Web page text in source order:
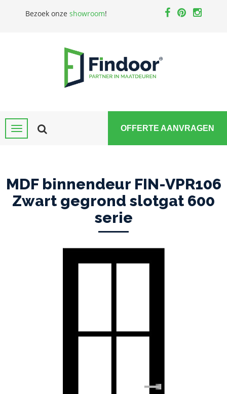
Bezoek onze showroom!
OFFERTE AANVRAGEN
MDF binnendeur FIN-VPR106
Zwart gegrond slotgat 600
serie